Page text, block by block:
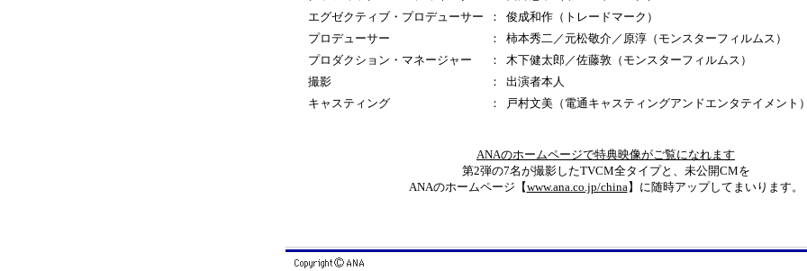
エグゼクティブ・プロデューサー
：
俊成和作（トレードマーク）
プロデューサー
：
柿本秀二／元松敬介／原淳（モンスターフィルムス）
プロダクション・マネージャー
：
木下健太郎／佐藤敦（モンスターフィルムス）
撮影
：
出演者本人
キャスティング
： 戸村文美（電通キャスティングアンドエンタテイメント
ANAのホームページで特典映像がご覧になれます
第2弾の7名が撮影したTVCM全タイプと、未公開CMを
ANAのホームページ【www.ana.co.jp/china】に随時アップしてまいります。